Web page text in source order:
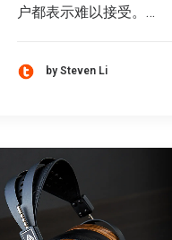
户都表示难以接受。…
by Steven Li